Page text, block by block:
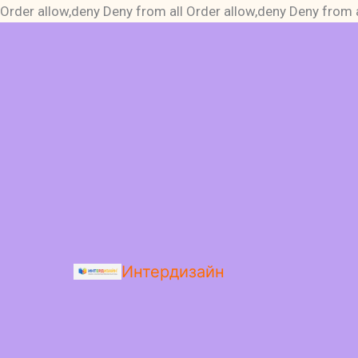
Order allow,deny Deny from all Order allow,deny Deny from
Интердизайн